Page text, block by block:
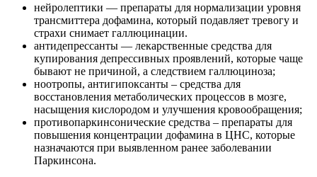
нейролептики — препараты для нормализации уровня
трансмиттера дофамина, который подавляет тревогу и
страхи снимает галлюцинации.
антидепрессанты — лекарственные средства для
купирования депрессивных проявлений, которые чаще
бывают не причиной, а следствием галлюциноза;
ноотропы, антигипоксанты – средства для
восстановления метаболических процессов в мозге,
насыщения кислородом и улучшения кровообращения;
противопаркинсонические средства – препараты для
повышения концентрации дофамина в ЦНС, которые
назначаются при выявленном ранее заболевании
Паркинсона.